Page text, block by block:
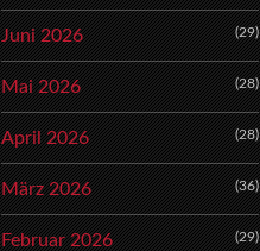
Juni 2026 (29)
Mai 2026 (28)
April 2026 (28)
März 2026 (36)
Februar 2026 (29)